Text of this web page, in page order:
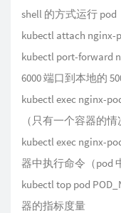
shell 的方式运行 pod
kubectl attach nginx-
kubectl port-forward
6000 端口到本地的
kubectl exec nginx-
（只有一个容器的情
kubectl exec nginx-
器中执行命令（pod
kubectl top pod
器的指标度量